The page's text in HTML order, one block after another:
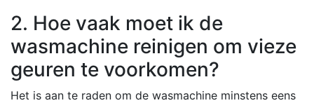
2. Hoe vaak moet ik de
wasmachine reinigen om vieze
geuren te voorkomen?
Het is aan te raden om de wasmachine minstens eens